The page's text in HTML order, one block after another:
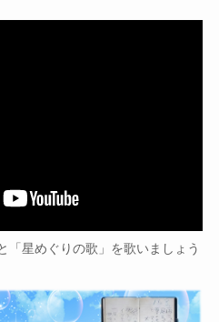
「星めぐりの歌」を歌いましょう